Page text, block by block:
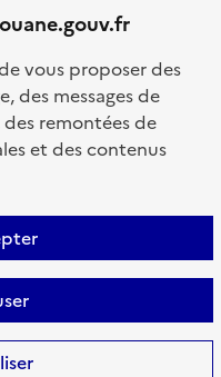
vous proposer des
des messages de
remontées de
et des contenus
licence etalab-2.0